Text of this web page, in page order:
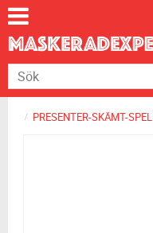
PRESENTER-SKÄMT-SPEL